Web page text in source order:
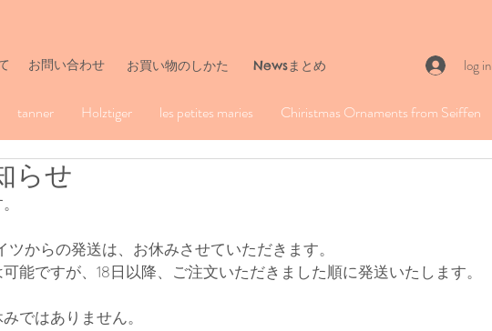
お問い合わせ ​お買い物のしかた Newsまとめ log in
tanner Holztiger les petites maries Chiristmas Ornaments from Seiffen
らせ
ツからの発送は、お休みさせていただきます。
能ですが、18日以降、ご注文いただきました順に発送いたします。
ではありません。